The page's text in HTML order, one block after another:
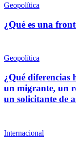
Geopolítica
¿Qué es una
Geopolítica
¿Qué diferencias
un migrante, un
un solicitante de
Internacional